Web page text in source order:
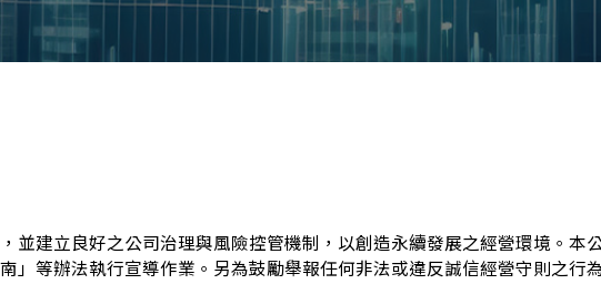
並建立良好之公司治理與風險控管機制，以創造永續發展之經營環境。本
」等辦法執行宣導作業。另為鼓勵舉報任何非法或違反誠信經營守則之行